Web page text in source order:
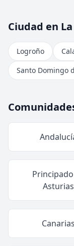
Ciudad en
Logroño
Santo Domingo
Asturias
Canarias